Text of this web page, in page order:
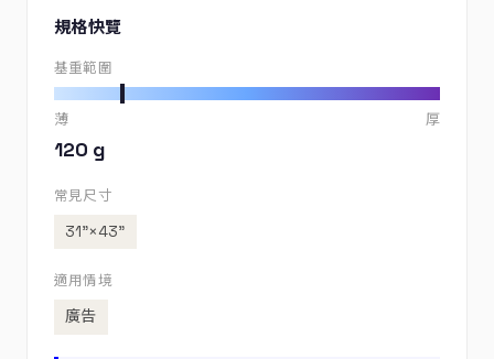
規格快覽
基重範圍
薄 厚
120 g
常見尺寸
31”×43”
適用情境
廣告